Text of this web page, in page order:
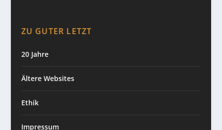
ZU GUTER LETZT
20 Jahre
Ältere Websites
Ethik
Impressum